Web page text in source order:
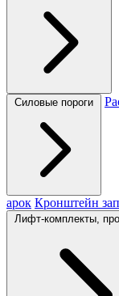
Силовые пороги
арок Кронштейн
Лифт-комплекты,